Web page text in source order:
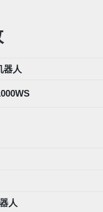
器人
人